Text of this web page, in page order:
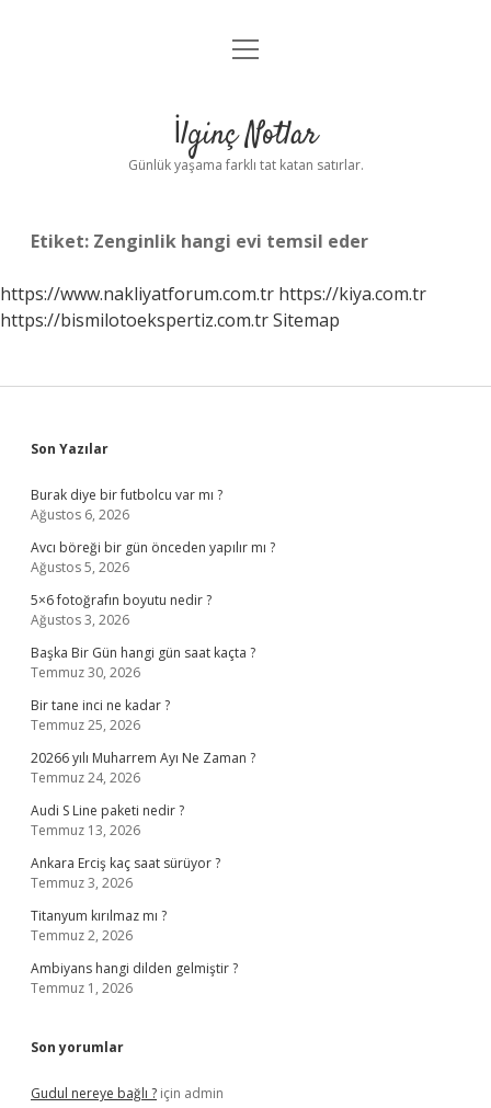
Anasayfa
Yasal Uyarı
menüyü
İlginç Notlar
Günlük yaşama farklı tat katan satırlar.
Etiket: Zenginlik hangi evi temsil eder
https://www.nakliyatforum.com.tr https://kiya.com.tr
https://bismilotoekspertiz.com.trSitemap
Sidebar
Son Yazılar
Burak diye bir futbolcu var mı ?
Ağustos 6, 2026
Avcı böreği bir gün önceden yapılır mı ?
Ağustos 5, 2026
5×6 fotoğrafın boyutu nedir ?
Ağustos 3, 2026
Başka Bir Gün hangi gün saat kaçta ?
Temmuz 30, 2026
Bir tane inci ne kadar ?
Temmuz 25, 2026
20266 yılı Muharrem Ayı Ne Zaman ?
Temmuz 24, 2026
Audi S Line paketi nedir ?
Temmuz 13, 2026
Ankara Erciş kaç saat sürüyor ?
Temmuz 3, 2026
Titanyum kırılmaz mı ?
Temmuz 2, 2026
Ambiyans hangi dilden gelmiştir ?
Temmuz 1, 2026
Son yorumlar
Gudul nereye bağlı ? için admin